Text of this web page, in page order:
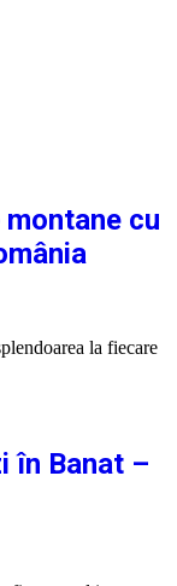
cu
la fiecare
în Banat –